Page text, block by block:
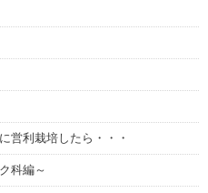
営利栽培したら・・・
科編～